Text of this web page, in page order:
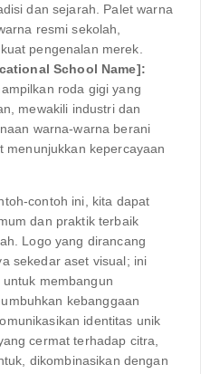
dan sejarah. Palet warna
resmi sekolah,
pengenalan merek.
School Name]:
roda gigi yang
mewakili industri dan
warna-warna berani
menunjukkan kepercayaan
contoh ini, kita dapat
dan praktik terbaik
Logo yang dirancang
sekedar aset visual; ini
membangun
kebanggaan
identitas unik
cermat terhadap citra,
dikombinasikan dengan